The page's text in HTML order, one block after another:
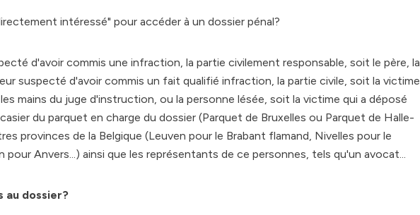
intéressé" pour accéder à un dossier pénal?
d'avoir commis une infraction, la partie civilement responsable, soit le père, la
suspecté d'avoir commis un fait qualifié infraction, la partie civile, soit la victime
mains du juge d'instruction, ou la personne lésée, soit la victime qui a déposé
du parquet en charge du dossier (Parquet de Bruxelles ou Parquet de Halle-
provinces de la Belgique (Leuven pour le Brabant flamand, Nivelles pour le
pour Anvers...) ainsi que les représentants de ce personnes, tels qu'un avocat...
au dossier?